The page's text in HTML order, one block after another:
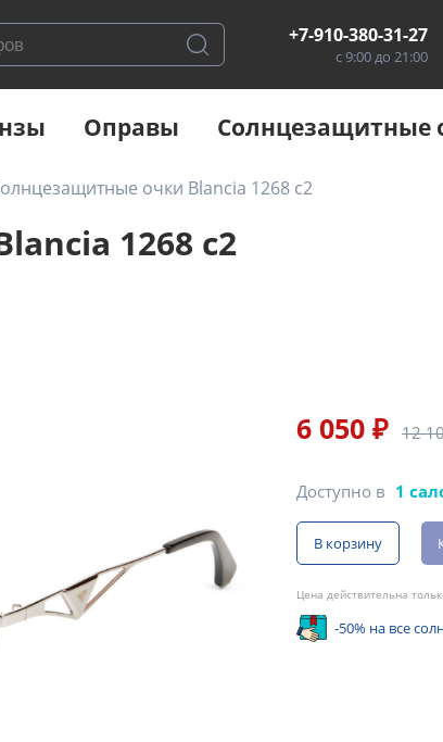
+7-910-380-31-27
с 9:00 до 21:00
Оправы Солнцезащитные
очки Blancia 1268 с2
1268 с2
6 050 ₽ 12
Доступно в 1
В корзину
Цена действительна
-50% на все